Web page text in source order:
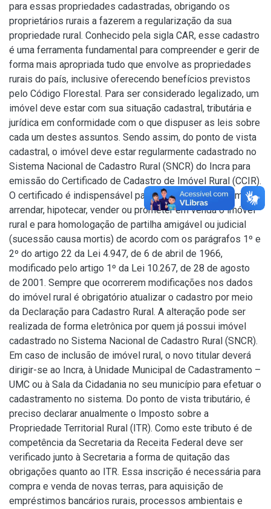
para essas propriedades cadastradas, obrigando os
proprietários rurais a fazerem a regularização da sua
propriedade rural. Conhecido pela sigla CAR, esse cadastro
é uma ferramenta fundamental para compreender e gerir de
forma mais apropriada tudo que envolve as propriedades
rurais do país, inclusive oferecendo benefícios previstos
pelo Código Florestal. Para ser considerado legalizado, um
imóvel deve estar com sua situação cadastral, tributária e
jurídica em conformidade com o que dispuser as leis sobre
cada um destes assuntos. Sendo assim, do ponto de vista
cadastral, o imóvel deve estar regularmente cadastrado no
Sistema Nacional de Cadastro Rural (SNCR) do Incra para
emissão do Certificado de Cadastro de Imóvel Rural (CCIR).
O certificado é indispensável para desmembrar, remembrar,
arrendar, hipotecar, vender ou prometer em venda o imóvel
rural e para homologação de partilha amigável ou judicial
(sucessão causa mortis) de acordo com os parágrafos 1º e
2º do artigo 22 da Lei 4.947, de 6 de abril de 1966,
modificado pelo artigo 1º da Lei 10.267, de 28 de agosto
de 2001. Sempre que ocorrerem modificações nos dados
do imóvel rural é obrigatório atualizar o cadastro por meio
da Declaração para Cadastro Rural. A alteração pode ser
realizada de forma eletrônica por quem já possui imóvel
cadastrado no Sistema Nacional de Cadastro Rural (SNCR).
Em caso de inclusão de imóvel rural, o novo titular deverá
dirigir-se ao Incra, à Unidade Municipal de Cadastramento –
UMC ou à Sala da Cidadania no seu município para efetuar o
cadastramento no sistema. Do ponto de vista tributário, é
preciso declarar anualmente o Imposto sobre a
Propriedade Territorial Rural (ITR). Como este tributo é de
competência da Secretaria da Receita Federal deve ser
verificado junto à Secretaria a forma de quitação das
obrigações quanto ao ITR. Essa inscrição é necessária para
compra e venda de novas terras, para aquisição de
empréstimos bancários rurais, processos ambientais e